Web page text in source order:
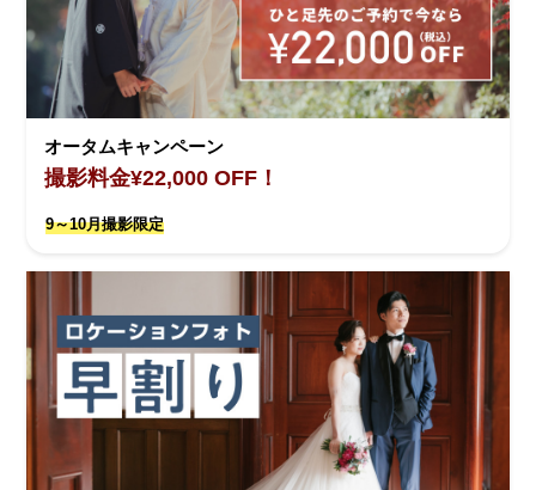
オータムキャンペーン
撮影料金¥22,000 OFF！
9～10月撮影限定